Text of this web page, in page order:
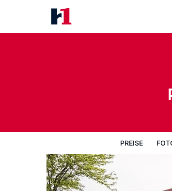
PREISE